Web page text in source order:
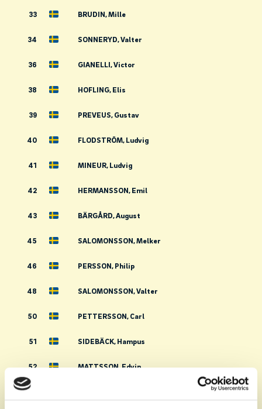
33 BRUDIN, Mille
34 SONNERYD, Valter
36 GIANELLI, Victor
38 HOFLING, Elis
39 PREVEUS, Gustav
40 FLODSTRÖM, Ludvig
41 MINEUR, Ludvig
42 HERMANSSON, Emil
43 BÄRGÅRD, August
45 SALOMONSSON, Melker
46 PERSSON, Philip
48 SALOMONSSON, Valter
50 PETTERSSON, Carl
51 SIDEBÄCK, Hampus
52 MATTSSON, Edvin
53